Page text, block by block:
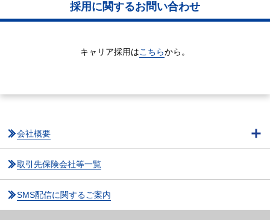
採用に関するお問い合わせ
キャリア採用はこちらから。
会社概要
取引先保険会社等一覧
SMS配信に関するご案内